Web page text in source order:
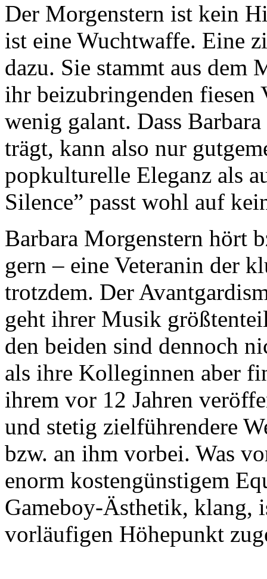
Der Morgenstern ist kein
ist eine Wuchtwaffe. Eine
dazu. Sie stammt aus dem
ihr beizubringenden fiesen
wenig galant. Dass
trägt, kann also nur
popkulturelle Eleganz als
Silence” passt wohl auf
Barbara Morgenstern hört
gern – eine Veteranin der
trotzdem. Der
geht ihrer Musik
den beiden sind dennoch
als ihre Kolleginnen aber
ihrem vor 12 Jahren
und stetig zielführendere
bzw. an ihm vorbei. Was
enorm kostengünstigem
Gameboy-Ästhetik, klang,
vorläufigen Höhepunkt